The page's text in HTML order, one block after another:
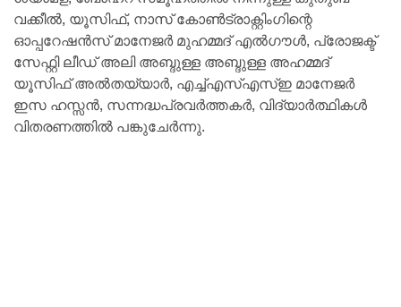
വക്കീല്‍, യൂസിഫ്, നാസ് കോണ്‍ട്രാക്റ്റിംഗിന്റെ
ഓപ്പറേഷന്‍സ് മാനേജര്‍ മുഹമ്മദ് എല്‍ഗൗള്‍, പ്രോജക്ട്
സേഫ്റ്റി ലീഡ് അലി അബ്ദുള്ള അബ്ദുള്ള അഹമ്മദ്
യൂസിഫ് അല്‍തയ്യാര്‍, എച്ച്എസ്എസ്ഇ മാനേജര്‍
ഇസ ഹസ്സന്‍, സന്നദ്ധപ്രവര്‍ത്തകര്‍, വിദ്യാര്‍ത്ഥികള്‍
വിതരണത്തില്‍ പങ്കുചേര്‍ന്നു.